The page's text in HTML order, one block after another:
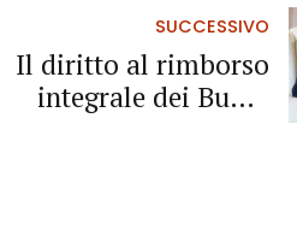
SUCCESSIVO
Il diritto al rimborso
integrale dei Buoni